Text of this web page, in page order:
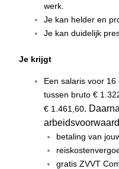
werk.
Je kan helder en
Je kan duidelijk
Je krijgt
Een salaris voor
tussen bruto €
€ 1.461,60.
betaling van
gratis ZVVT